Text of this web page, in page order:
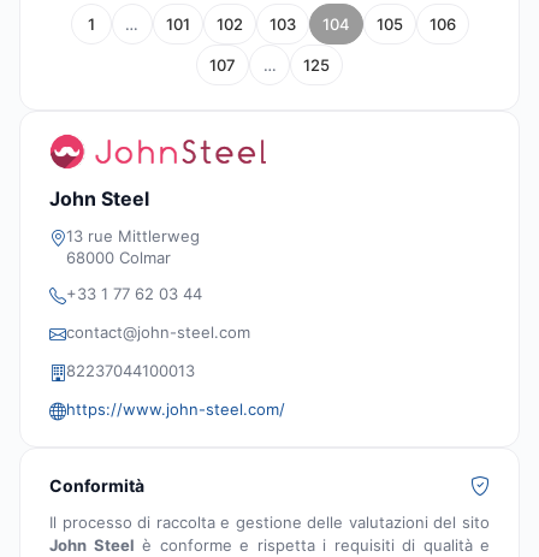
1 … 101 102 103 104 105 106
107 … 125
John Steel
13 rue Mittlerweg
68000 Colmar
+33 1 77 62 03 44
contact@john-steel.com
82237044100013
https://www.john-steel.com/
Conformità
Il processo di raccolta e gestione delle valutazioni del sito
John Steel è conforme e rispetta i requisiti di qualità e